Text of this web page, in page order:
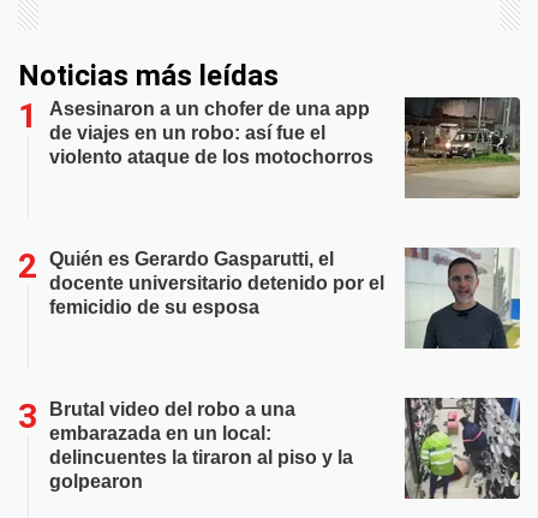
Noticias más leídas
Asesinaron a un chofer de una app
de viajes en un robo: así fue el
violento ataque de los motochorros
Quién es Gerardo Gasparutti, el
docente universitario detenido por el
femicidio de su esposa
Brutal video del robo a una
embarazada en un local:
delincuentes la tiraron al piso y la
golpearon